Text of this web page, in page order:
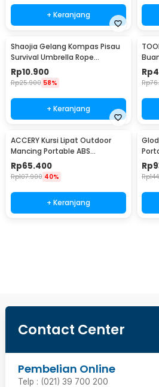
+ Keranjang
Shaojia Gelang Kompas Pisau
Survival Umbrella Rope
Bracelet - HJT41
Rp10.900
Rp25.900 58%
+ Keranjang
Rp
Rp
ACCERY Kursi Lipat Outdoor
Mancing Portable ABS
Telescopic Chair - NDS66
Rp65.400
Rp107.900 40%
+ Keranjang
Tool
Rp
Rp
Contact Center
Pembelian Online
Telp : (021) 39 700 200